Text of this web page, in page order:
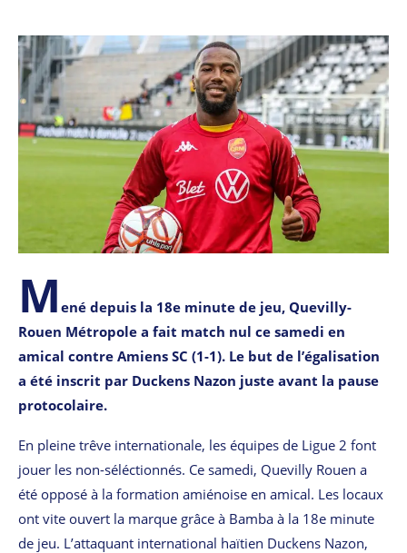
M ené depuis la 18e minute de jeu, Quevilly-
Rouen Métropole a fait match nul ce samedi en
amical contre Amiens SC (1-1). Le but de l’égalisation
a été inscrit par Duckens Nazon juste avant la pause
protocolaire.
En pleine trêve internationale, les équipes de Ligue 2 font
jouer les non-séléctionnés. Ce samedi, Quevilly Rouen a
été opposé à la formation amiénoise en amical. Les locaux
ont vite ouvert la marque grâce à Bamba à la 18e minute
de jeu. L’attaquant international haïtien Duckens Nazon,